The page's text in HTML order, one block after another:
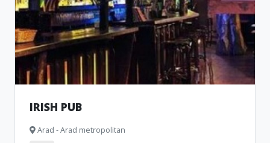
IRISH PUB
Arad - Arad metropolitan